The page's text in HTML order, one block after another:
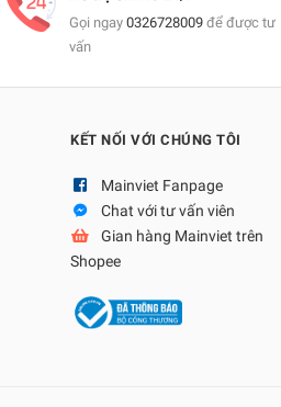
Gọi ngay 0326728009để được tư
vấn
KẾT NỐI VỚI CHÚNG TÔI
Mainviet Fanpage
Chat với tư vấn viên
Gian hàng Mainviet trên
Shopee